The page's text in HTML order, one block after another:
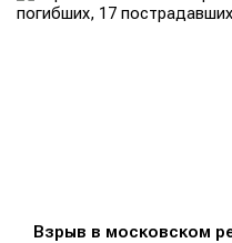
Взрыв в московском